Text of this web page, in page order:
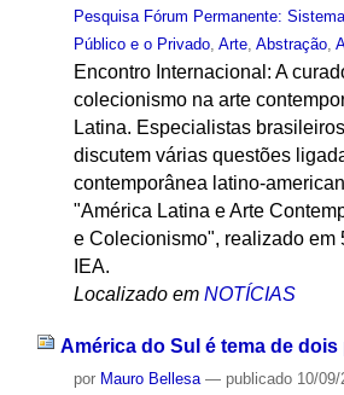
Pesquisa Fórum Permanente:
Público e o Privado, Arte, Abstração,
Encontro Internacional: A
colecionismo na arte
Latina. Especialistas
discutem várias questões
contemporânea latino-
"América Latina e Arte
e Colecionismo", realizado em
IEA.
Localizado em NOTÍCIAS
América do Sul é tema de dois
por Mauro Bellesa — publicado10/09/